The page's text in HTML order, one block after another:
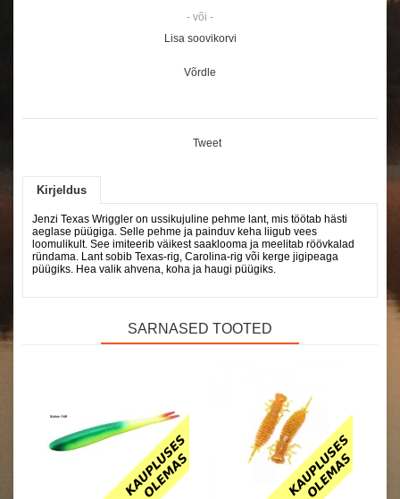
- või -
Lisa soovikorvi
Võrdle
Tweet
Kirjeldus
Jenzi Texas Wriggler on ussikujuline pehme lant, mis töötab hästi
aeglase püügiga. Selle pehme ja painduv keha liigub vees
loomulikult. See imiteerib väikest saaklooma ja meelitab röövkalad
ründama. Lant sobib Texas-rig, Carolina-rig või kerge jigipeaga
püügiks. Hea valik ahvena, koha ja haugi püügiks.
SARNASED TOOTED